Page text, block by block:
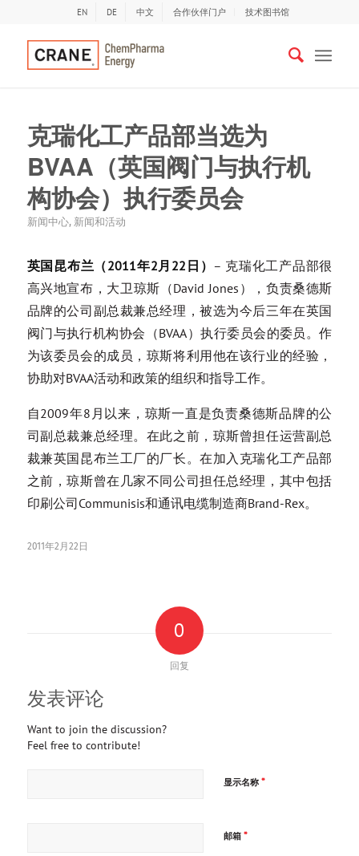
EN DE 中文 合作伙伴门户 技术图书馆
克瑞化工产品部当选为
BVAA（英国阀门与执行机
构协会）执行委员会
新闻中心, 新闻和活动
英国昆布兰（2011年2月22日） – 克瑞化工产品部很
高兴地宣布，大卫琼斯（David Jones），负责桑德斯
品牌的公司副总裁兼总经理，被选为今后三年在英国
阀门与执行机构协会（BVAA）执行委员会的委员。作
为该委员会的成员，琼斯将利用他在该行业的经验，
协助对BVAA活动和政策的组织和指导工作。
自2009年8月以来，琼斯一直是负责桑德斯品牌的公
司副总裁兼总经理。在此之前，琼斯曾担任运营副总
裁兼英国昆布兰工厂的厂长。在加入克瑞化工产品部
之前，琼斯曾在几家不同公司担任总经理，其中包括
印刷公司Communisis和通讯电缆制造商Brand-Rex。
2011年2月22日
0
回复
发表评论
Want to join the discussion?
Feel free to contribute!
显示名称 *
邮箱 *